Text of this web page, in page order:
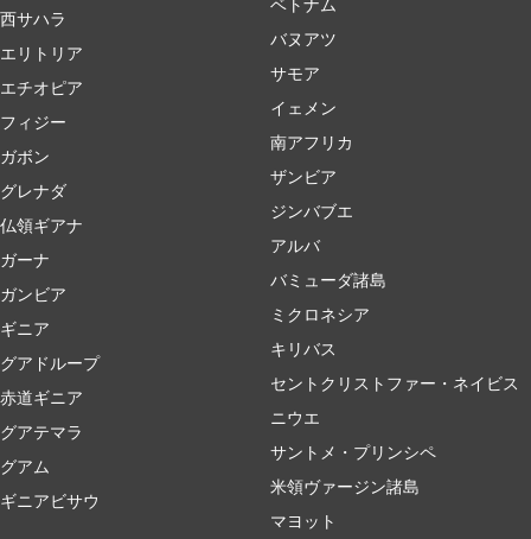
西サハラ
エリトリア
エチオピア
フィジー
ガボン
グレナダ
仏領ギアナ
ガーナ
ガンビア
ギニア
グアドループ
赤道ギニア
グアテマラ
グアム
ギニアビサウ
ベトナム
バヌアツ
サモア
イェメン
南アフリカ
ザンビア
ジンバブエ
アルバ
バミューダ諸島
ミクロネシア
キリバス
セントクリストファー・ネイビス
ニウエ
サントメ・プリンシペ
米領ヴァージン諸島
マヨット